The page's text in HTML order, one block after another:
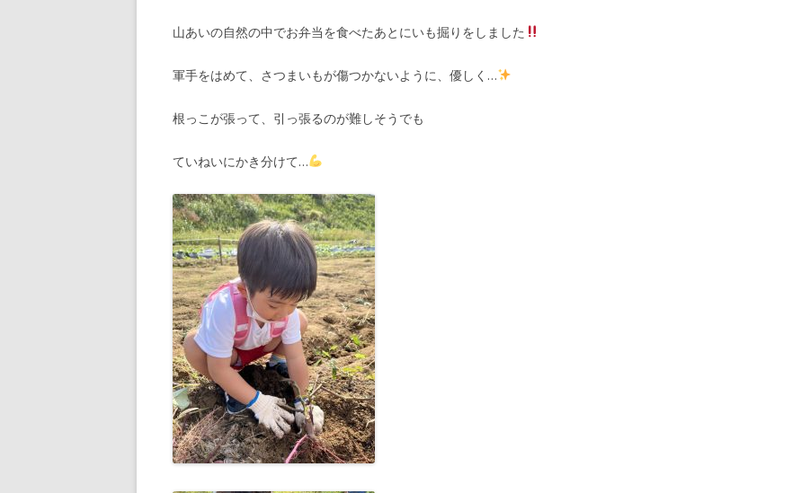
山あいの自然の中でお弁当を食べたあとにいも掘りをしました
軍手をはめて、さつまいもが傷つかないように、優しく…
根っこが張って、引っ張るのが難しそうでも
ていねいにかき分けて…